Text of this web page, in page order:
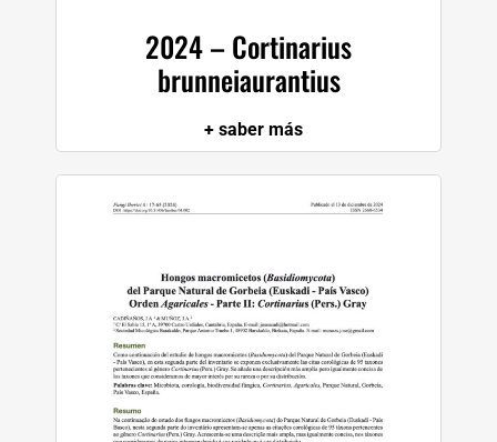
2024 – Cortinarius
brunneiaurantius
+ saber más